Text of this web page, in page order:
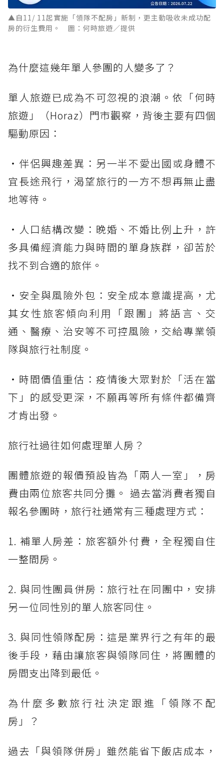
▲自11/ 11起實施「領隊不配房」新制，更主動吸收未成功配
房的衍生費用。 圖：何時旅遊／提供
為什麼這幾年單人參團的人變多了？
單人旅遊已成為不可忽視的浪潮。依「何時
旅遊」（Horaz）門市觀察，背後主要有四個
驅動原因：
・伴侶興趣差異：另一半不愛出國或身體不
宜長途飛行，渴望旅行的一方不想再無止盡
地等待。
・人口結構改變：晚婚、不婚比例上升，許
多具備經濟能力與時間的單身族群，卻苦於
找不到合適的旅伴。
・安全與風險外包：安全成本意識提高，尤
其女性旅客傾向利用「跟團」將語言、交
通、醫療、治安等不可控風險，交給專業領
隊與旅行社制度。
・時間價值重估：疫情後大眾對於「活在當
下」的感受更深，不願再等所有條件都備齊
才肯出發。
旅行社過往如何處理單人房？
團體旅遊的報價預設皆為「兩人一室」，房
費由兩位旅客共同分攤。 過去當消費者獨自
報名參團時，旅行社通常有三種處理方式：
1. 補單人房差：旅客額外付費，全程獨自住
一整間房。
2. 與同性團員併房：旅行社在同團中，安排
另一位同性別的單人旅客同住。
3. 與同性領隊配房：這是業界行之有年的最
後手段，藉由讓旅客與領隊同住，將團體的
房間支出降到最低。
為什麼多數旅行社決定跟進「領隊不配
房」？
過去「與領隊併房」雖然能省下飯店成本，